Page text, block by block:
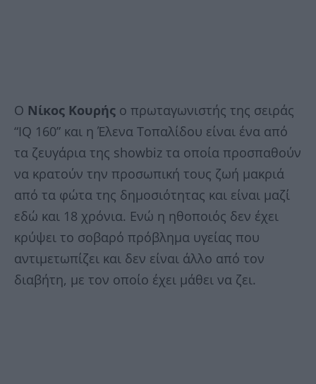
Ο Νίκος Κουρής ο πρωταγωνιστής της σειράς
“IQ 160” και η Έλενα Τοπαλίδου είναι ένα από
τα ζευγάρια της showbiz τα οποία προσπαθούν
να κρατούν την προσωπική τους ζωή μακριά
από τα φώτα της δημοσιότητας και είναι μαζί
εδώ και 18 χρόνια. Ενώ η ηθοποιός δεν έχει
κρύψει το σοβαρό πρόβλημα υγείας που
αντιμετωπίζει και δεν είναι άλλο από τον
διαβήτη, με τον οποίο έχει μάθει να ζει.